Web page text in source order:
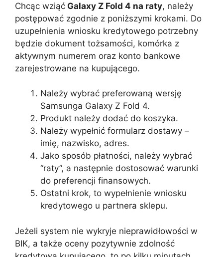
Chcąc wziąć Galaxy Z Fold 4 na raty, należy
postępować zgodnie z poniższymi krokami. Do
uzupełnienia wniosku kredytowego potrzebny
będzie dokument tożsamości, komórka z
aktywnym numerem oraz konto bankowe
zarejestrowane na kupującego.
Należy wybrać preferowaną wersję
Samsunga Galaxy Z Fold 4.
Produkt należy dodać do koszyka.
Należy wypełnić formularz dostawy –
imię, nazwisko, adres.
Jako sposób płatności, należy wybrać
“raty”, a następnie dostosować warunki
do preferencji finansowych.
Ostatni krok, to wypełnienie wniosku
kredytowego u partnera sklepu.
Jeżeli system nie wykryje nieprawidłowości w
BIK, a także oceny pozytywnie zdolność